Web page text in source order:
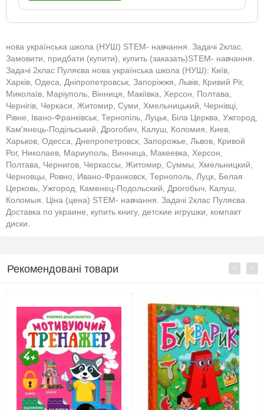
нова українська школа (НУШ) STEM- навчання. Задачі 2клас.
Замовити, придбати (купити), купить (заказать)STEM- навчання.
Задачі 2клас Пуляєва нова українська школа (НУШ): Київ,
Харків, Одеса, Дніпропетровськ, Запоріжжя, Львів, Кривий Ріг,
Миколаїв, Маріуполь, Вінниця, Макіївка, Херсон, Полтава,
Чернігів, Черкаси, Житомир, Суми, Хмельницький, Чернівці,
Рівне, Івано-Франківськ, Тернопіль, Луцьк, Біла Церква, Ужгород,
Кам'янець-Подільський, Дрогобич, Калуш, Коломия, Киев,
Харьков, Одесса, Днепропетровск, Запорожье, Львов, Кривой
Рог, Николаев, Мариуполь, Винница, Макеевка, Херсон,
Полтава, Чернигов, Черкассы, Житомир, Суммы, Хмельницкий,
Черновцы, Ровно, Ивано-Франковск, Тернополь, Луцк, Белая
Церковь, Ужгород, Каменец-Подольский, Дрогобыч, Калуш,
Коломыя. Ціна (цена) STEM- навчання. Задачі 2клас Пуляєва.
Доставка по украине, купить книгу, детские игрушки, компакт
диски.
Рекомендовані товари